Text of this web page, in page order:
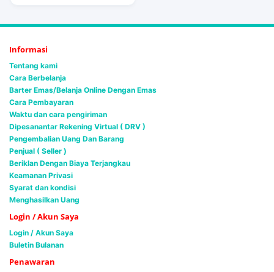
Informasi
Tentang kami
Cara Berbelanja
Barter Emas/Belanja Online Dengan Emas
Cara Pembayaran
Waktu dan cara pengiriman
Dipesanantar Rekening Virtual ( DRV )
Pengembalian Uang Dan Barang
Penjual ( Seller )
Beriklan Dengan Biaya Terjangkau
Keamanan Privasi
Syarat dan kondisi
Menghasilkan Uang
Login / Akun Saya
Login / Akun Saya
Buletin Bulanan
Penawaran